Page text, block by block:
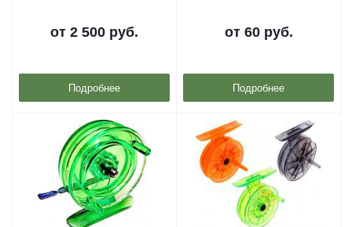
от 2 500 руб.
Подробнее
от 60 руб.
Подробнее